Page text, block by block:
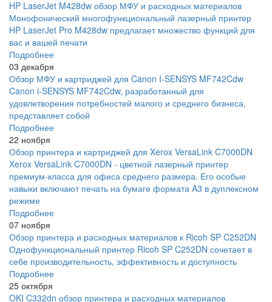
HP LaserJet M428dw обзор МФУ и расходных материалов
Монофонический многофункциональный лазерный принтер
HP LaserJet Pro M428dw предлагает множество функций для
вас и вашей печати
Подробнее
03 декабря
Обзор МФУ и картриджей для Canon I-SENSYS MF742Cdw
Canon i-SENSYS MF742Cdw, разработанный для
удовлетворения потребностей малого и среднего бизнеса,
представляет собой
Подробнее
22 ноября
Обзор принтера и картриджей для Xerox VersaLink C7000DN
Xerox VersaLink C7000DN - цветной лазерный принтер
премиум-класса для офиса среднего размера. Его особые
навыки включают печать на бумаге формата A3 в дуплексном
режиме
Подробнее
07 ноября
Обзор принтера и расходных материалов к Ricoh SP C252DN
Однофункциональный принтер Ricoh SP C252DN сочетает в
себе производительность, эффективность и доступность
Подробнее
25 октября
OKI C332dn обзор принтера и расходных материалов